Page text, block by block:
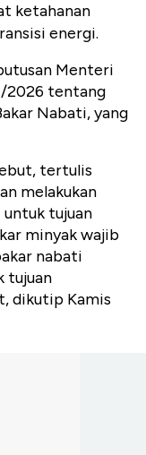
ketahanan
energi.
Menteri
2026 tentang
Nabati, yang
tertulis
melakukan
untuk tujuan
minyak wajib
nabati
tujuan
dikutip Kamis